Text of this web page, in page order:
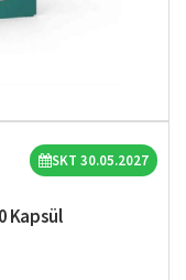
SKT 30.05.2027
Kapsül